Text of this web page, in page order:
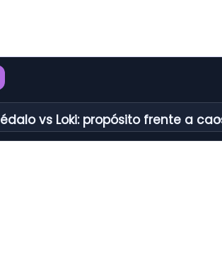
vs Loki: propósito frente a caos.